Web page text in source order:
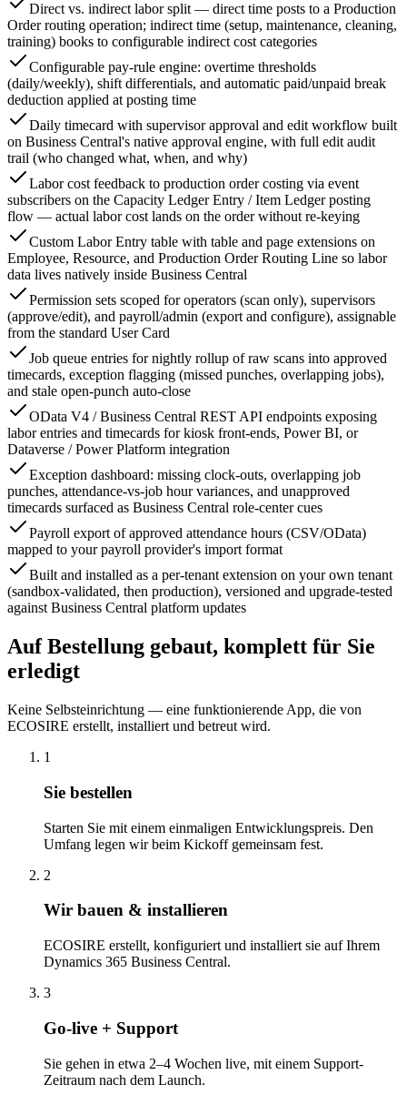
Direct vs. indirect labor split — direct time posts to a Production
Order routing operation; indirect time (setup, maintenance, cleaning,
training) books to configurable indirect cost categories
Configurable pay-rule engine: overtime thresholds
(daily/weekly), shift differentials, and automatic paid/unpaid break
deduction applied at posting time
Daily timecard with supervisor approval and edit workflow built
on Business Central's native approval engine, with full edit audit
trail (who changed what, when, and why)
Labor cost feedback to production order costing via event
subscribers on the Capacity Ledger Entry / Item Ledger posting
flow — actual labor cost lands on the order without re-keying
Custom Labor Entry table with table and page extensions on
Employee, Resource, and Production Order Routing Line so labor
data lives natively inside Business Central
Permission sets scoped for operators (scan only), supervisors
(approve/edit), and payroll/admin (export and configure), assignable
from the standard User Card
Job queue entries for nightly rollup of raw scans into approved
timecards, exception flagging (missed punches, overlapping jobs),
and stale open-punch auto-close
OData V4 / Business Central REST API endpoints exposing
labor entries and timecards for kiosk front-ends, Power BI, or
Dataverse / Power Platform integration
Exception dashboard: missing clock-outs, overlapping job
punches, attendance-vs-job hour variances, and unapproved
timecards surfaced as Business Central role-center cues
Payroll export of approved attendance hours (CSV/OData)
mapped to your payroll provider's import format
Built and installed as a per-tenant extension on your own tenant
(sandbox-validated, then production), versioned and upgrade-tested
against Business Central platform updates
Auf Bestellung gebaut, komplett für Sie
erledigt
Keine Selbsteinrichtung — eine funktionierende App, die von
ECOSIRE erstellt, installiert und betreut wird.
1
Sie bestellen
Starten Sie mit einem einmaligen Entwicklungspreis. Den
Umfang legen wir beim Kickoff gemeinsam fest.
2
Wir bauen & installieren
ECOSIRE erstellt, konfiguriert und installiert sie auf Ihrem
Dynamics 365 Business Central.
3
Go-live + Support
Sie gehen in etwa 2–4 Wochen live, mit einem Support-
Zeitraum nach dem Launch.